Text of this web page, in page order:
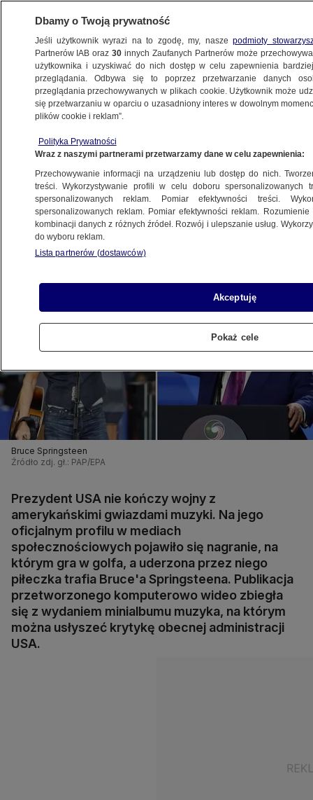
ŚWIAT
Springsteen. To wideo z oficjalnego konta
prezydenta
22.05.2025, 17:43
Posłuchaj artykułu
Czyta lektor AI
Bruce Springsteen
Źródło zdj. gł.: PAP/EPA
Prezydent USA nie kończy wojny z
amerykańskimi gwiazdami muzyki. Na jego
oficjalnym profilu w mediach
społecznościowych pojawiło się nagranie, na
którym gra w golfa, a uderzona przez niego
piłeczka trafia Bruce'a Springsteena. Publikacja
przetworzonego komputerowo wideo zbiegła
się z wydaniem minialbumu muzyka, na którym
można usłyszeć krytykę obecnej administracji
USA.
Dbamy o Twoją prywatność
Jeśli użytkownik wyrazi na to zgodę, my, naszepodmioty
Partnerów IAB oraz30 innych Zaufanych Partnerów może
użytkownika i uzyskiwać do nich dostęp w celu zapewnienia
przeglądania. Odbywa się to poprzez przetwarzanie danych
przeglądania przechowywanych w plikach cookie. Użytkownik może
się przetwarzaniu w oparciu o uzasadniony interes w dowolnym
plików cookie i reklam”.
Polityka Prywatności
Wraz z naszymi partnerami przetwarzamy dane w celu zapewnienia:
Przechowywanie informacji na urządzeniu lub dostęp do nich.
treści. Wykorzystywanie profili w celu doboru spersonalizowanych
spersonalizowanych reklam. Pomiar efektywności treści.
spersonalizowanych reklam. Pomiar efektywności reklam.
kombinacji danych z różnych źródeł. Rozwój i ulepszanie usług.
do wyboru reklam.
Lista partnerów (dostawców)
Akceptuję
Pokaż cele